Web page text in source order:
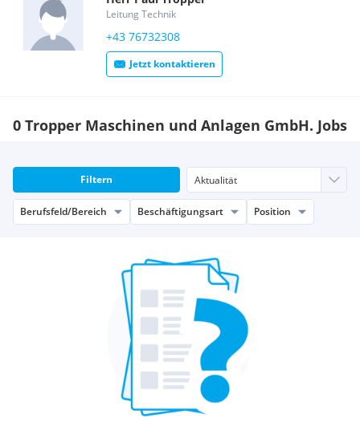
Leitung Technik
+43 76732308
Jetzt kontaktieren
0 Tropper Maschinen und Anlagen GmbH. Jobs
Filtern
Berufsfeld/Bereich Beschäftigungsart Position